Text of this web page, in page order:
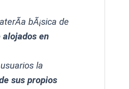
bÃ¡sica de
en
la
sus propios